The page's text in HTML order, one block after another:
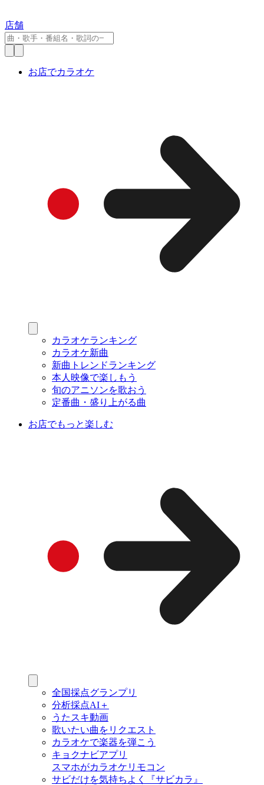
店舗
お店でカラオケ
カラオケランキング
カラオケ新曲
新曲トレンドランキング
本人映像で楽しもう
旬のアニソンを歌おう
定番曲・盛り上がる曲
お店でもっと楽しむ
全国採点グランプリ
分析採点AI＋
うたスキ動画
歌いたい曲をリクエスト
カラオケで楽器を弾こう
キョクナビアプリ
スマホがカラオケリモコン
サビだけを気持ちよく『サビカラ』